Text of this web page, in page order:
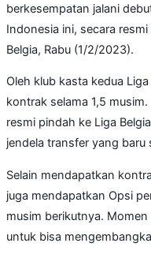
berkesempatan jalani
Indonesia ini, secara
Belgia, Rabu (1/2/2023).
Oleh klub kasta kedua
kontrak selama 1,5
resmi pindah ke Liga
jendela transfer yang baru
Selain mendapatkan
juga mendapatkan Opsi
musim berikutnya.
untuk bisa